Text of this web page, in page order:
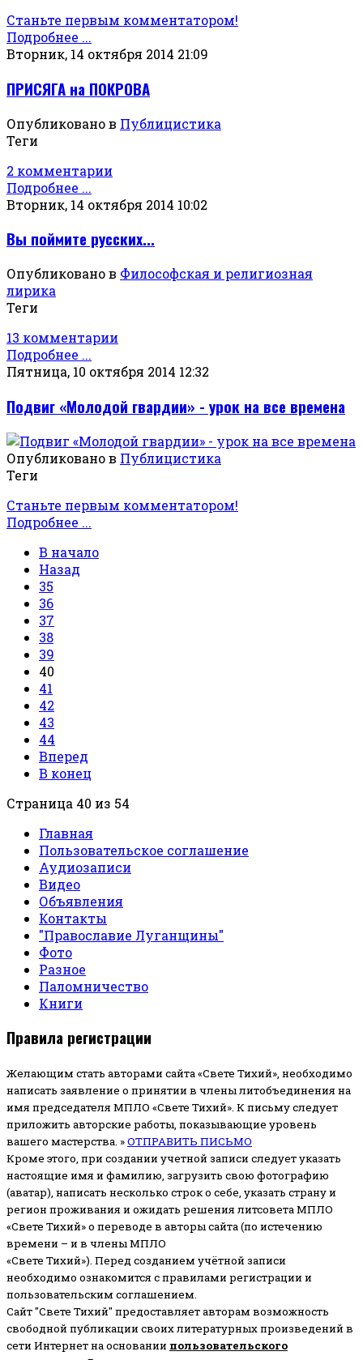
Станьте первым комментатором!
Подробнее ...
Вторник, 14 октября 2014 21:09
ПРИСЯГА на ПОКРОВА
Опубликовано в Публицистика
Теги
2 комментарии
Подробнее ...
Вторник, 14 октября 2014 10:02
Вы поймите русских...
Опубликовано в Философская и религиозная
лирика
Теги
13 комментарии
Подробнее ...
Пятница, 10 октября 2014 12:32
Подвиг «Молодой гвардии» - урок на все времена
Опубликовано в Публицистика
Теги
Станьте первым комментатором!
Подробнее ...
В начало
Назад
35
36
37
38
39
40
41
42
43
44
Вперед
В конец
Страница 40 из 54
Главная
Пользовательское соглашение
Аудиозаписи
Видео
Объявления
Контакты
"Православие Луганщины"
Фото
Разное
Паломничество
Книги
Правила регистрации
Желающим стать авторами сайта «Свете Тихий», необходимо
написать заявление о принятии в члены литобъединения на
имя председателя МПЛО «Свете Тихий». К письму следует
приложить авторские работы, показывающие уровень
вашего мастерства. »ОТПРАВИТЬ ПИСЬМО
Кроме этого, при создании учетной записи следует указать
настоящие имя и фамилию, загрузить свою фотографию
(аватар), написать несколько строк о себе, указать страну и
регион проживания и ожидать решения литсовета МПЛО
«Свете Тихий» о переводе в авторы сайта (по истечению
времени – и в члены МПЛО
«Свете Тихий»). Перед созданием учётной записи
необходимо ознакомится с правилами регистрации и
пользовательским соглашением.
Сайт "Свете Тихий" предоставляет авторам возможность
свободной публикации своих литературных произведений в
сети Интернет на основании пользовательского